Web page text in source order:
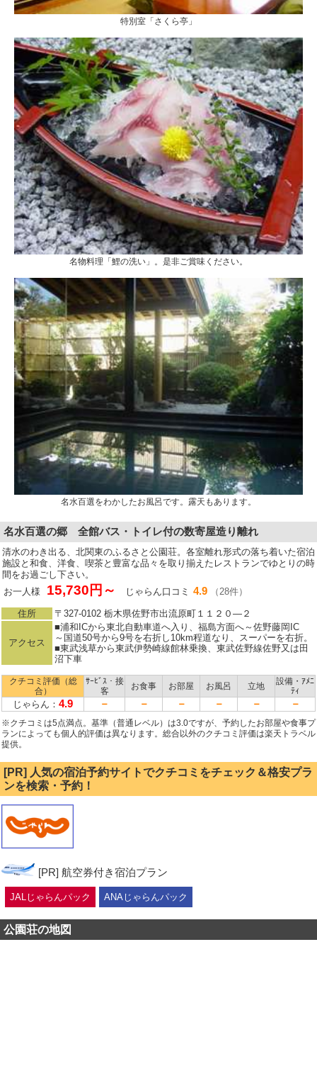
特別室「さくら亭」
名物料理「鯉の洗い」。是非ご賞味ください。
名水百選をわかしたお風呂です。露天もあります。
名水百選の郷 全館バス・トイレ付の数寄屋造り離れ
清水のわき出る、北関東のふるさと公園荘。各室離れ形式の落ち着いた宿泊
施設と和食、洋食、喫茶と豊富な品々を取り揃えたレストランでゆとりの時
間をお過ごし下さい。
お一人様
15,730円～ じゃらん口コミ 4.9 （28件）
住所 〒327-0102 栃木県佐野市出流原町１１２０―２
アクセス
■浦和ICから東北自動車道へ入り、福島方面へ～佐野藤岡IC
～国道50号から9号を右折し10km程道なり、スーパーを右折。
■東武浅草から東武伊勢崎線館林乗換、東武佐野線佐野又は田
沼下車
クチコミ評価（総
合）
ｻｰﾋﾞｽ・接
客
お食事 お部屋 お風呂 立地
設備・ｱﾒﾆ
ﾃｨ
じゃらん： 4.9 － － － － － －
※クチコミは5点満点。基準（普通レベル）は3.0ですが、予約したお部屋や食事プ
ランによっても個人的評価は異なります。総合以外のクチコミ評価は楽天トラベル
提供。
[PR] 人気の宿泊予約サイトでクチコミをチェック＆格安プラ
ンを検索・予約！
[PR] 航空券付き宿泊プラン
JALじゃらんパック ANAじゃらんパック
公園荘の地図